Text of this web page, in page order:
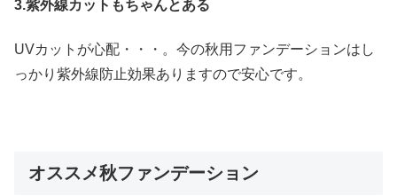
3.紫外線カットもちゃんとある
UVカットが心配・・・。今の秋用ファンデーションはし
っかり紫外線防止効果ありますので安心です。
オススメ秋ファンデーション